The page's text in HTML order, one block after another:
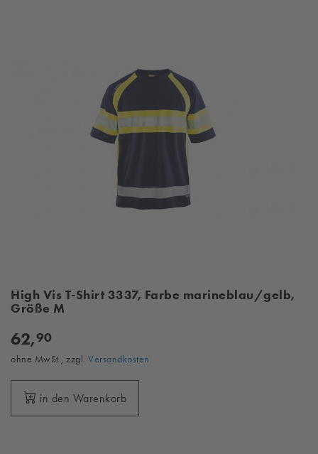
High Vis T-Shirt 3337, Farbe marineblau/gelb,
Größe M
62,90
ohne MwSt., zzgl. Versandkosten
in den Warenkorb